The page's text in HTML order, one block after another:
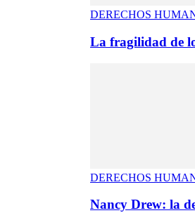
DERECHOS
La fragilidad de
DERECHOS
Nancy Drew: la